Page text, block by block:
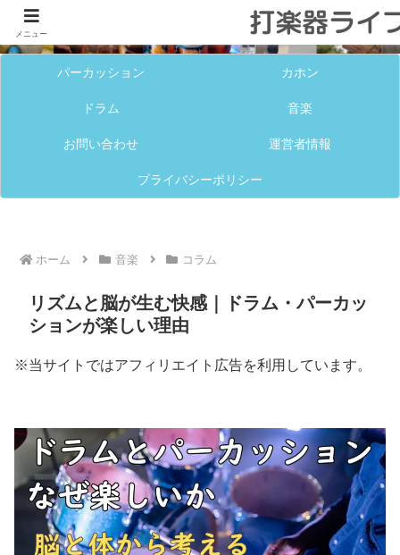
パーカッション カホン
ドラム 音楽
お問い合わせ 運営者情報
プライバシーポリシー
ホーム 音楽 コラム
リズムと脳が生む快感｜ドラム・パーカッ
ションが楽しい理由
※当サイトではアフィリエイト広告を利用しています。
メニュー